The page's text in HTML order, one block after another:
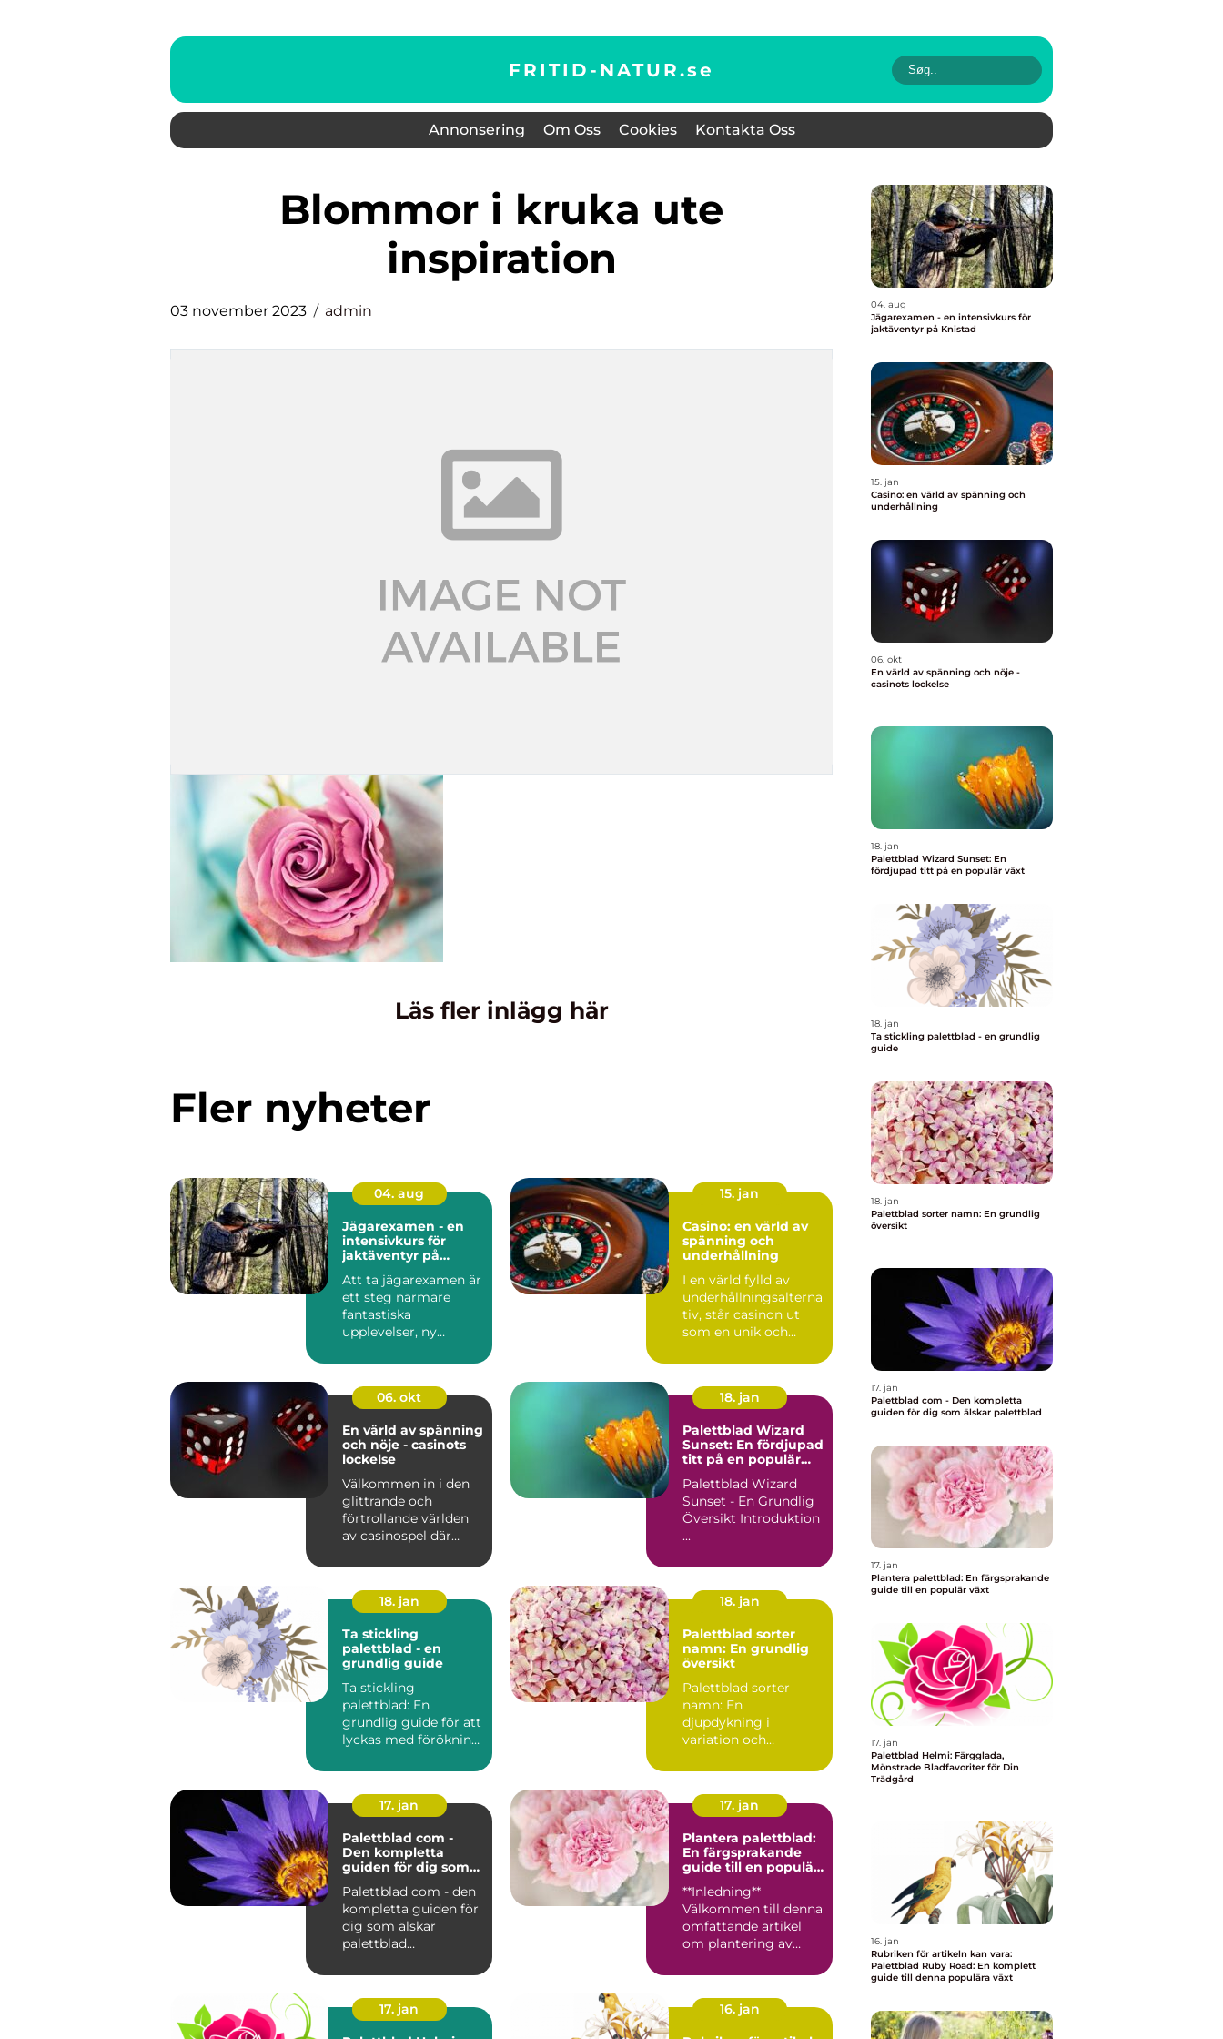
FRITID-NATUR.se
Annonsering Om Oss Cookies Kontakta Oss
blommor i kruka ute
inspiration
03 november 2023 admin
Läs fler inlägg här
Fler nyheter
04. aug
Jägarexamen - en
intensivkurs för
jaktäventyr på
Att ta jägarexamen är
ett steg närmare
fantastiska
upplevelser, ny
15. jan
Casino: en värld av
spänning och
underhållning
I en värld fylld av
underhållningsalterna
tiv, står casinon ut
som en unik och
06. okt
En värld av spänning
och nöje - casinots
lockelse
Välkommen in i den
glittrande och
förtrollande världen
av casinospel där
18. jan
Palettblad Wizard
Sunset: En fördjupad
titt på en populär
Palettblad Wizard
Sunset - En Grundlig
Översikt Introduktion
...
18. jan
Ta stickling
palettblad - en
grundlig guide
Ta stickling
palettblad: En
grundlig guide för att
lyckas med förökning
av väx...
18. jan
Palettblad sorter
namn: En grundlig
översikt
Palettblad sorter
namn: En
djupdykning i
variation och
palettblad? ...
17. jan
Palettblad com -
Den kompletta
guiden för dig som
Palettblad com - den
kompletta guiden för
dig som älskar
palettblad
Palettblad com är...
17. jan
Plantera palettblad:
En färgsprakande
guide till en populär
**Inledning**
Välkommen till denna
omfattande artikel
om plantering av
text kom...
17. jan
16. jan
04. aug
Jägarexamen - en intensivkurs för
jaktäventyr på Knistad
15. jan
Casino: en värld av spänning och
underhållning
06. okt
En värld av spänning och nöje -
casinots lockelse
18. jan
Palettblad Wizard Sunset: En
fördjupad titt på en populär växt
18. jan
Ta stickling palettblad - en grundlig
guide
18. jan
Palettblad sorter namn: En grundlig
översikt
17. jan
Palettblad com - Den kompletta
guiden för dig som älskar palettblad
17. jan
Plantera palettblad: En färgsprakande
guide till en populär växt
17. jan
Palettblad Helmi: Färgglada,
Mönstrade Bladfavoriter för Din
Trädgård
16. jan
Rubriken för artikeln kan vara:
Palettblad Ruby Road: En komplett
guide till denna populära växt